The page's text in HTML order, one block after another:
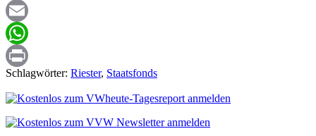
Facebook
Email
WhatsApp
Print
Schlagwörter: Riester, Staatsfonds